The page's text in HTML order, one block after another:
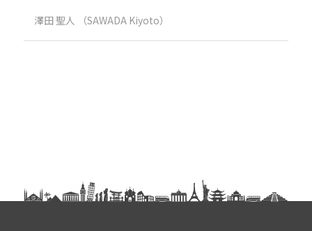
澤田 聖人 （SAWADA Kiyoto）